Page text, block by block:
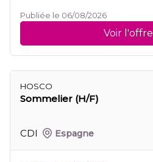
Publiée le 06/08/2026
Voir l'offre
HOSCO
Sommelier (H/F)
CDI Espagne